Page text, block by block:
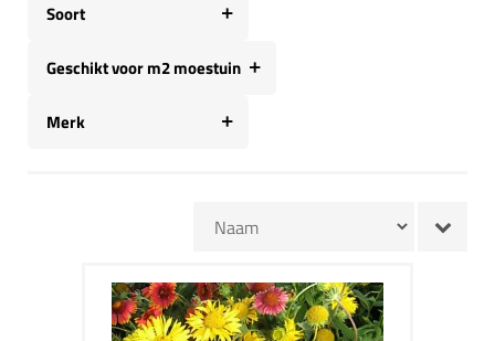
Soort
Geschikt voor m2 moestuin
Merk